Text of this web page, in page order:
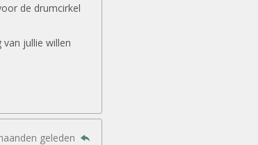
de drumcirkel
jullie willen
geleden